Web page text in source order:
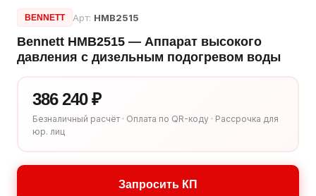
BENNETT Арт: HMB2515
Bennett HMB2515 — Аппарат высокого
давления с дизельным подогревом воды
386 240 ₽
Безналичный расчёт · Оплата по QR-коду · Рассрочка для
юр. лиц
Запросить КП